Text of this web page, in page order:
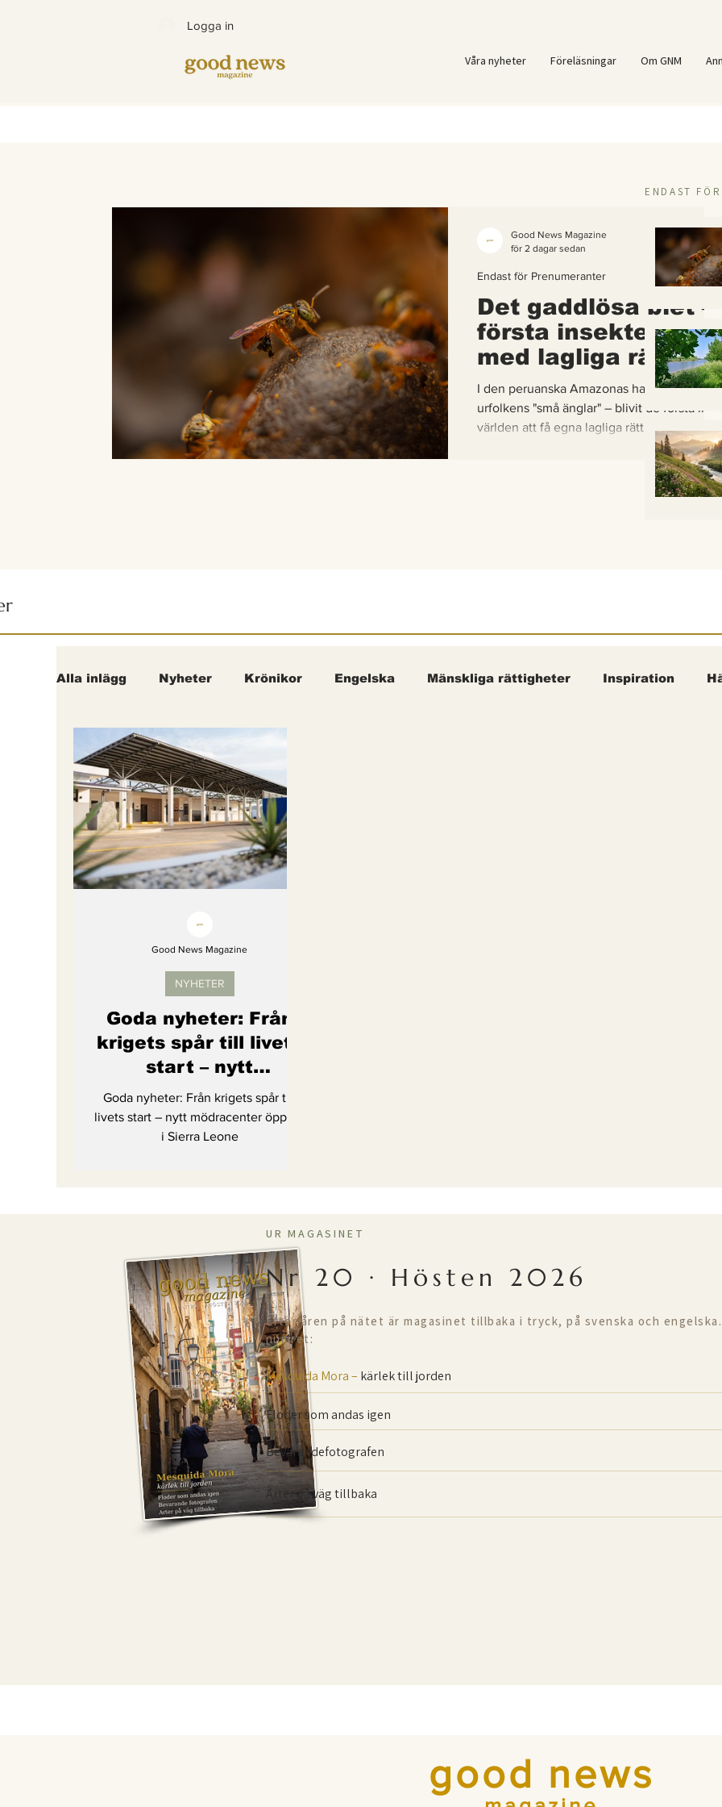
Logga in
Våra nyheter Föreläsningar Om GNM
Det gaddlösa biet –
första insekten i
med lagliga
I den peruanska Amazonas har de gaddlösa
urfolkens "små änglar" – blivit de första
världen att få egna lagliga rättigheter. En
om hur vetenskap, urfolkskunskap och
samman för att skydda regnskogens minsta
Endast för Prenumeranter
Good News Magazine
för 2 dagar sedan
ENDAST
Alla inlägg Nyheter Krönikor Engelska Mänskliga rättigheter Inspiration
Bättre värld Djurens rättigheter
fredligare värld Kände du till....
Endast för Prenumeranter
Goda nyheter: Från
krigets spår till livets
start – nytt
mödracenter öppnat i
Sierra Leone
Goda nyheter: Från krigets spår till
livets start – nytt mödracenter öppnat
i Sierra Leone
NYHETER
Good News Magazine
UR MAGASINET
Nr 20 · Hösten 2026
Efter åren på nätet är magasinet tillbaka i tryck, på svenska och
numret:
Mesquida Mora – kärlek till jorden
Floder som andas igen
Bevarande­fotografen
Arter på väg tillbaka
good news